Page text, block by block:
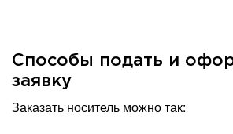
Способы подать и
заявку
Заказать носитель можно так: